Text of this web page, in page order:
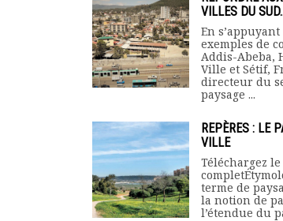
VILLES DU
En
exemples de
Addis-Abeba,
Ville et Sétif,
directeur du
paysage ...
REPÈRES : LE
VILLE
Téléchargez
terme de
la notion de
l’étendue du